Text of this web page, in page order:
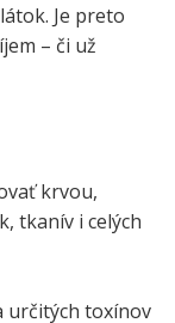
Je preto
– či už
krvou,
tkanív i celých
určitých toxínov